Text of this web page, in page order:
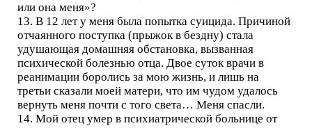
или она меня»?
13. В 12 лет у меня была попытка суицида. Причиной
отчаянного поступка (прыжок в бездну) стала
удушающая домашняя обстановка, вызванная
психической болезнью отца. Двое суток врачи в
реанимации боролись за мою жизнь, и лишь на
третьи сказали моей матери, что им чудом удалось
вернуть меня почти с того света… Меня спасли.
14. Мой отец умер в психиатрической больнице от